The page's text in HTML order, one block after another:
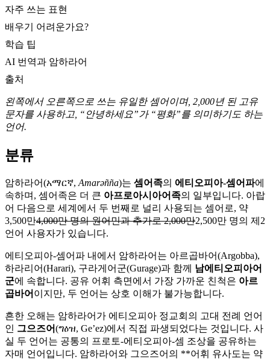
자주 쓰는 표현
배우기 어려운가요?
학습 팁
AI 번역과 암하라어
출처
왼쪽에서 오른쪽으로 쓰는 유일한 셈어이며, 2,000년 된 고유
문자를 사용하고, “안녕하세요”가 “평화”를 의미하기도 하는
언어.
분류
암하라어(አማርኛ, Amarəñña)는 셈어족의 에티오피아-셈어파에
속하며, 셈어족은 더 큰 아프로아시아어족의 일부입니다. 아랍
어 다음으로 세계에서 두 번째로 널리 사용되는 셈어로, 약
3,500만4,000만 명의 원어민과 추가로 2,000만2,500만 명의 제2
언어 사용자가 있습니다.
에티오피아-셈어파 내에서 암하라어는 아르곱바어(Argobba),
하라리어(Harari), 구라게어군(Gurage)과 함께 남에티오피아어
군에 속합니다. 공유 어휘 측면에서 가장 가까운 친척은 아르
곱바어 이지만, 두 언어는 상호 이해가 불가능합니다.
흔한 오해는 암하라어가 에티오피아 정교회의 고대 전례 언어
인 그으즈어(ግዕዝ, Ge’ez)에서 직접 파생되었다는 것입니다. 사
실 두 언어는 공통의 프로토-에티오피아-셈 조상을 공유하는
자매 언어입니다. 암하라어와 그으즈어의 **어휘 유사도는 약